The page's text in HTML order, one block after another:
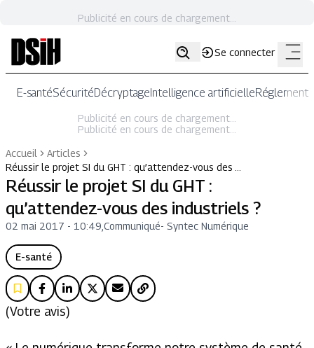
Publicité en cours de chargement...
Se connecter
E-santéSécuritéDécryptageIntelligence artificielle
Publicité en cours de chargement...
Publicité en cours de chargement...
Accueil
Articles
Réussir le projet SI du GHT : qu’attendez-vous des …
Réussir le projet SI du GHT :
qu’attendez-vous des industriels ?
02 mai 2017 - 10:49 Communiqué- Syntec Numérique
E-santé
(Votre avis)